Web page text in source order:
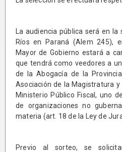
La audiencia pública será en
Ríos en Paraná (Alem 245),
Mayor de Gobierno estará a
que tendrá como veedores a
de la Abogacía de la
Asociación de la Magistratura y
Ministerio Público Fiscal, uno
de organizaciones no
materia (art. 18 de la Ley de
Previo al sorteo, se